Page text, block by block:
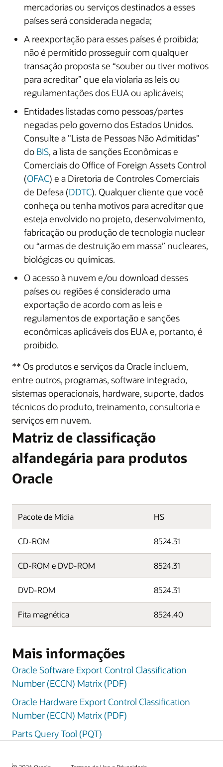
mercadorias ou serviços destinados a esses
países será considerada negada;
A reexportação para esses países é proibida;
não é permitido prosseguir com qualquer
transação proposta se “souber ou tiver motivos
para acreditar” que ela violaria as leis ou
regulamentações dos EUA ou aplicáveis;
Entidades listadas como pessoas/partes
negadas pelo governo dos Estados Unidos.
Consulte a "Lista de Pessoas Não Admitidas"
do BIS, a lista de sanções Econômicas e
Comerciais do Office of Foreign Assets Control
(OFAC) e a Diretoria de Controles Comerciais
de Defesa (DDTC). Qualquer cliente que você
conheça ou tenha motivos para acreditar que
esteja envolvido no projeto, desenvolvimento,
fabricação ou produção de tecnologia nuclear
ou “armas de destruição em massa” nucleares,
biológicas ou químicas.
O acesso à nuvem e/ou download desses
países ou regiões é considerado uma
exportação de acordo com as leis e
regulamentos de exportação e sanções
econômicas aplicáveis dos EUA e, portanto, é
proibido.
** Os produtos e serviços da Oracle incluem,
entre outros, programas, software integrado,
sistemas operacionais, hardware, suporte, dados
técnicos do produto, treinamento, consultoria e
serviços em nuvem.
Matriz de classificação
alfandegária para produtos
Oracle
Pacote de Mídia HS
CD-ROM 8524.31
CD-ROM e DVD-ROM 8524.31
DVD-ROM 8524.31
Fita magnética 8524.40
Mais informações
Oracle Software Export Control Classification
Number (ECCN) Matrix (PDF)
Oracle Hardware Export Control Classification
Number (ECCN) Matrix (PDF)
Parts Query Tool (PQT)